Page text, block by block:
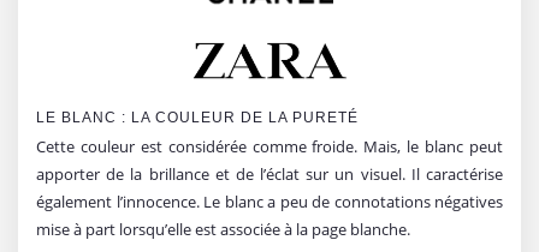
LE BLANC : LA COULEUR DE LA PURETÉ
Cette couleur est considérée comme froide. Mais, le blanc peut
apporter de la brillance et de l’éclat sur un visuel. Il caractérise
également l’innocence. Le blanc a peu de connotations négatives
mise à part lorsqu’elle est associée à la page blanche.